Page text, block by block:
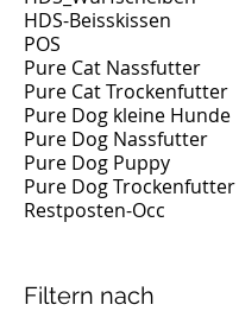
HDS-Beisskissen
POS
Pure Cat Nassfutter
Pure Cat Trockenfutter
Pure Dog kleine Hunde
Pure Dog Nassfutter
Pure Dog Puppy
Pure Dog Trockenfutter
Restposten-Occ
Filtern nach